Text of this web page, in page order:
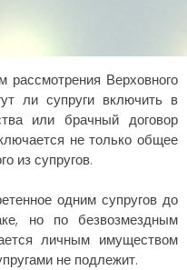
рассмотрения Верховного
ли супруги включить в
или брачный договор
не только общее
из супругов.
одним супругов до
но по безвозмездным
личным имуществом
не подлежит.